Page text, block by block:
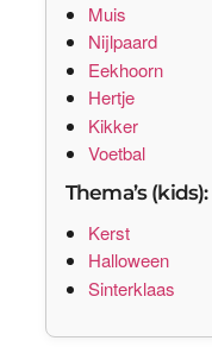
Muis
Nijlpaard
Eekhoorn
Hertje
Kikker
Voetbal
Thema’s (kids):
Kerst
Halloween
Sinterklaas